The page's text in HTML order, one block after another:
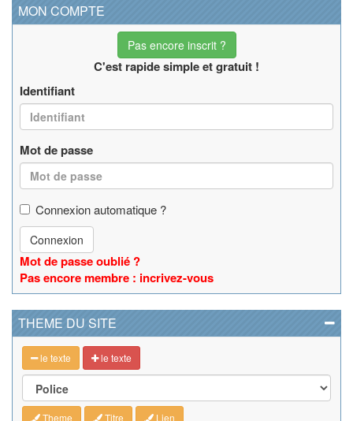
MON COMPTE
Pas encore inscrit ?
C'est rapide simple et gratuit !
Identifiant
Mot de passe
Connexion automatique ?
Connexion
Mot de passe oublié ?
Pas encore membre : incrivez-vous
THEME DU SITE
le texte le texte
Theme Titre Lien